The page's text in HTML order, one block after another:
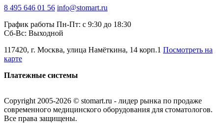
8 495 646 01 56 info@stomart.ru
График работы Пн-Пт: с 9:30 до 18:30
Сб-Вс: Выходной
117420, г. Москва, улица Намёткина, 14 корп.1 Посмотреть на
карте
Платежные системы
Copyright 2005-2026 © stomart.ru - лидер рынка по продаже
современного медицинского оборудования для стоматологов.
Все права защищены.